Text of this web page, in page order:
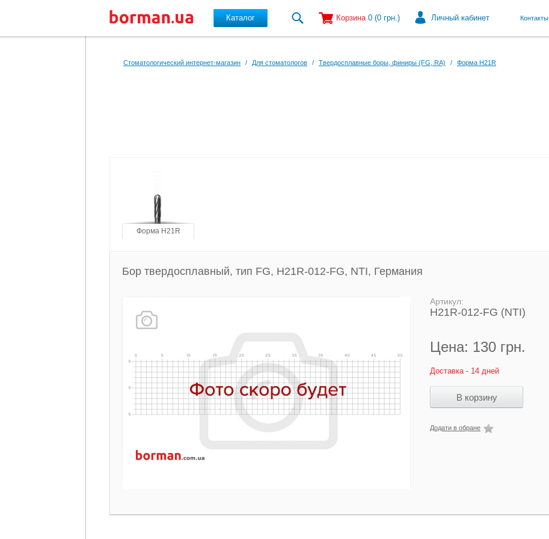
Каталог Корзина 0 (0 грн.) Личный кабинет Контакты
Стоматологический интернет-магазин / Для стоматологов / Твердосплавные боры, финиры (FG, RA) / Форма H21R
Форма H21R
Бор твердосплавный, тип FG, H21R-012-FG, NTI, Германия
Артикул:
H21R-012-FG (NTI)
Цена: 130 грн.
Доставка - 14 дней
Додати в обране